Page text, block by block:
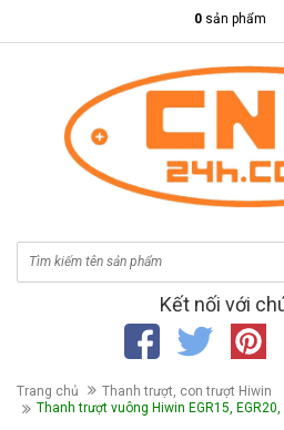
0 sản phẩm
Kết nối với
Trang chủ
Thanh trượt, con trượt Hiwin
Thanh trượt vuông Hiwin EGR15, EGR20,